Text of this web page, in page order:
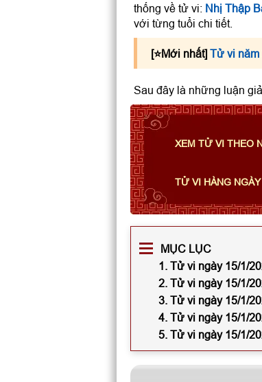
thống về tử vi: Nhị Thập
với từng tuổi chi tiết.
[⭐️Mới nhất] Tử vi năm
Sau đây là những luận
XEM TỬ VI THEO
TỬ VI HÀNG
MỤC LỤC
1. Tử vi ngày 15/1/
2. Tử vi ngày 15/1/
3. Tử vi ngày 15/1/
4. Tử vi ngày 15/1/
5. Tử vi ngày 15/1/